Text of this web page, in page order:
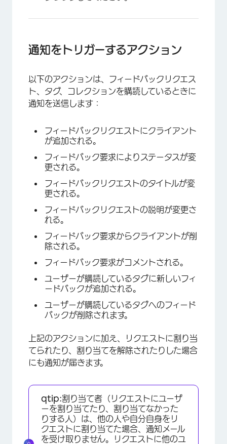
通知をトリガーするアクション
以下のアクションは、フィードバックリクエス
ト、タグ、コレクションを購読しているときに
通知を送信します：
フィードバックリクエストにクライアント
が追加される。
フィードバック要求によりステータスが変
更される。
フィードバックリクエストのタイトルが変
更される。
フィードバックリクエストの説明が変更さ
れる。
フィードバック要求からクライアントが削
除される。
フィードバック要求がコメントされる。
ユーザーが購読しているタグに新しいフィ
ードバックが追加される。
ユーザーが購読しているタグへのフィード
バックが削除されます。
上記のアクションに加え、リクエストに割り当
てられたり、割り当てを解除されたりした場合
にも通知が届きます。
qtip:割り当て者（リクエストにユーザ
ーを割り当てたり、割り当てなかった
りする人）は、他の人や自分自身をリ
クエストに割り当てた場合、通知メール
を受け取りません。リクエストに他のユ